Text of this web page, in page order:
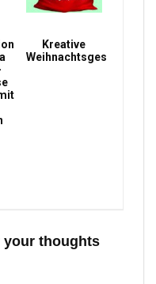
Kreative
Weihnachtsgeschenke
your thoughts